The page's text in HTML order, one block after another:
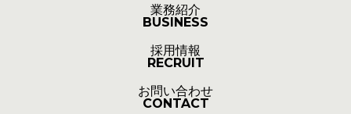
業務紹介
BUSINESS
採用情報
RECRUIT
お問い合わせ
CONTACT